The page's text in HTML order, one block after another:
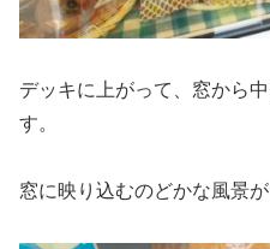
デッキに上がって、窓から
す。
窓に映り込むのどかな風景が